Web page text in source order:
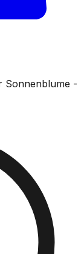
Sonnenblume -